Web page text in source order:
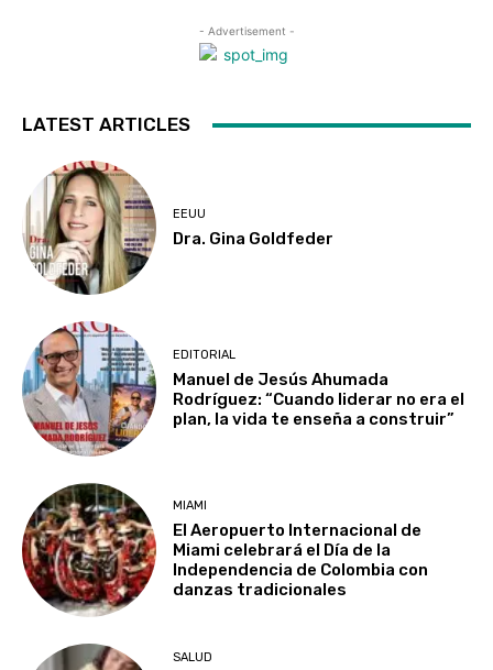
- Advertisement -
LATEST ARTICLES
EEUU
Dra. Gina Goldfeder
EDITORIAL
Manuel de Jesús Ahumada
Rodríguez: “Cuando liderar no era el
plan, la vida te enseña a construir”
MIAMI
El Aeropuerto Internacional de
Miami celebrará el Día de la
Independencia de Colombia con
danzas tradicionales
SALUD